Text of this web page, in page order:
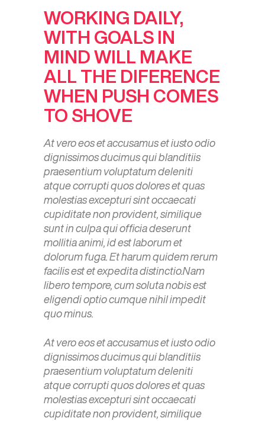
WORKING DAILY,
WITH GOALS IN
MIND WILL MAKE
ALL THE DIFERENCE
WHEN PUSH COMES
TO SHOVE
At vero eos et accusamus et iusto odio
dignissimos ducimus qui blanditiis
praesentium voluptatum deleniti
atque corrupti quos dolores et quas
molestias excepturi sint occaecati
cupiditate non provident, similique
sunt in culpa qui officia deserunt
mollitia animi, id est laborum et
dolorum fuga. Et harum quidem rerum
facilis est et expedita distinctio.Nam
libero tempore, cum soluta nobis est
eligendi optio cumque nihil impedit
quo minus.
At vero eos et accusamus et iusto odio
dignissimos ducimus qui blanditiis
praesentium voluptatum deleniti
atque corrupti quos dolores et quas
molestias excepturi sint occaecati
cupiditate non provident, similique